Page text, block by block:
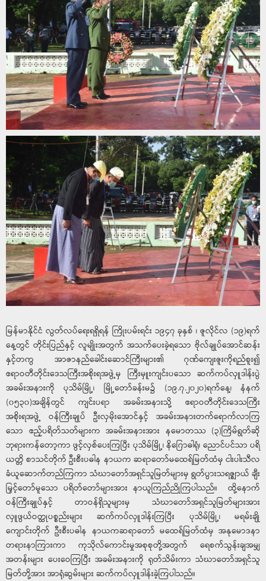
မြန်မာနိုင်ငံ လွတ်လပ်ရေးရရှိရန် ကြိုးပမ်းရင်း ၁၉၄၇ ခုနှစ် ၊ ဇူလိုင်လ (၁၉)ရက်
နေ့တွင် တိုင်းပြည်နှင့် လူမျိုးအတွက် အသက်ပေးခဲ့ရသော ဗိုလ်ချုပ်အောင်ဆန်း
နှင့်တကွ အာဇာနည်ခေါင်းဆောင်ကြီးများ၏ ဂုဏ်ကျေးဇူးကိုရည်စူး၍
ဧရာဝတီတိုင်းဒေသကြီးအစိုးရအဖွဲ့မှ ကြီးမှူးကျင်းပသော ဆက်ကပ်လှူဒါန်းပွဲ
အခမ်းအနားကို ပုသိမ်မြို့၊ မြို့တော်ခန်းမ၌ (၁၉.၇.၂၀၂၀)ရက်နေ့၊ နံနက်
(၀၅၃၀)အချိန်တွင် ကျင်းပရာ အခမ်းအနားသို့ ဧရာဝတီတိုင်းဒေသကြီး
အစိုးရအဖွဲ့ ဝန်ကြီးချုပ် ဦးလှမိုးအောင်နှင့် အခမ်းအနားတက်ရောက်လာကြ
သော ဧည့်ပရိတ်သတ်များက အခမ်းအနားအား နမောတဿ (၃)ကြိမ်ရွတ်ဆို
ဘုရားကန်တော့ကာ ဖွင့်လှစ်ပေးကြပြီး ပုသိမ်မြို့၊ နိဂြောဓါရုံ၊ ညောင်ပင်သာ ပရိ
ယတ္တိ စာသင်တိုက် ဦးစီးပဓါန နာယက ဆရာတော်မထေရ်မြတ်ထံမှ ငါးပါးသီလ
ခံယူဆောက်တည်ကြကာ သံဃာတော်အရှင်သူမြတ်များမှ ရွတ်ပွားသရဇ္စျာယ် ချီး
မြှင့်တော်မူသော ပရိတ်တော်များအား နာယူကြည်ညိုကြပါသည်။ ထို့နောက်
ဝန်ကြီးချုပ်နှင့် တာဝန်ရှိသူများမှ သံဃာတော်အရှင်သူမြတ်များအား
လှူဖွယ်ဝတ္ထုပစ္စည်းများ ဆက်ကပ်လှူဒါန်းကြပြီး ပုသိမ်မြို့၊ မရမ်းချို
ကျောင်းတိုက် ဦးစီးပဓါန နာယကဆရာတော် မထေရ်မြတ်ထံမှ အနုမောဒနာ
တရားနာကြားကာ ကုသိုလ်ကောင်းမှုအစုစုတို့အတွက် ရေစက်သွန်းချအမျှ
အတန်းများ ပေးဝေကြပြီး အခမ်းအနားကို ရုတ်သိမ်းကာ သံဃာတော်အရှင်သူ
မြတ်တို့အား အာရုံဆွမ်းများ ဆက်ကပ်လှူဒါန်းခဲ့ကြပါသည်။